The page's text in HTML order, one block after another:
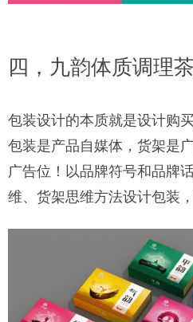
四，九韵体质调理
包装设计的本质就是设计购
包装是产品自媒体，货架是
广告位！以品牌符号和品牌
维、货架思维方法设计包装